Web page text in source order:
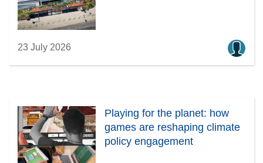
23 July 2026
Playing for the planet: how
games are reshaping climate
policy engagement